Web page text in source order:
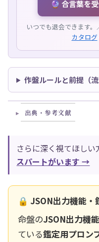
🔮 合言葉を
いつでも退会できます
カタログ
作盤ルールと前提（流
出典・参考文献
さらに深く視てほし
スパートがいます →
🔒 JSON出力機能・
命盤のJSON出力機能
ている鑑定用プロン